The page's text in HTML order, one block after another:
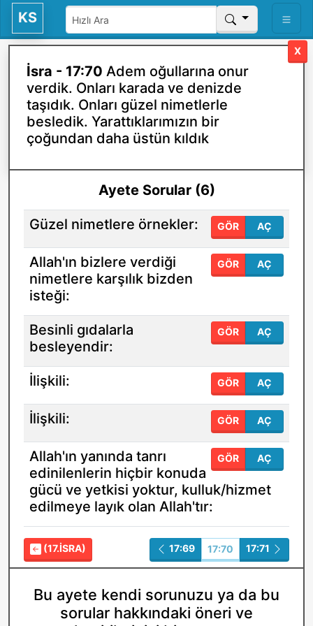
KS
İsra - 17:70 Adem oğullarına onur
verdik. Onları karada ve denizde
taşıdık. Onları güzel nimetlerle
besledik. Yarattıklarımızın bir
çoğundan daha üstün kıldık
X
Ayete Sorular (6)
GÖR AÇ
Güzel nimetlere örnekler:
GÖR AÇ
Allah'ın bizlere verdiği
nimetlere karşılık bizden
isteği:
GÖR AÇ
Besinli gıdalarla
besleyendir:
GÖR AÇ
İlişkili:
GÖR AÇ
İlişkili:
GÖR AÇ
Allah'ın yanında tanrı
edinilenlerin hiçbir konuda
gücü ve yetkisi yoktur, kulluk/hizmet
edilmeye layık olan Allah'tır:
(17.İSRA) 17:69 17:70 17:71
Bu ayete kendi sorunuzu ya da bu
sorular hakkındaki öneri ve